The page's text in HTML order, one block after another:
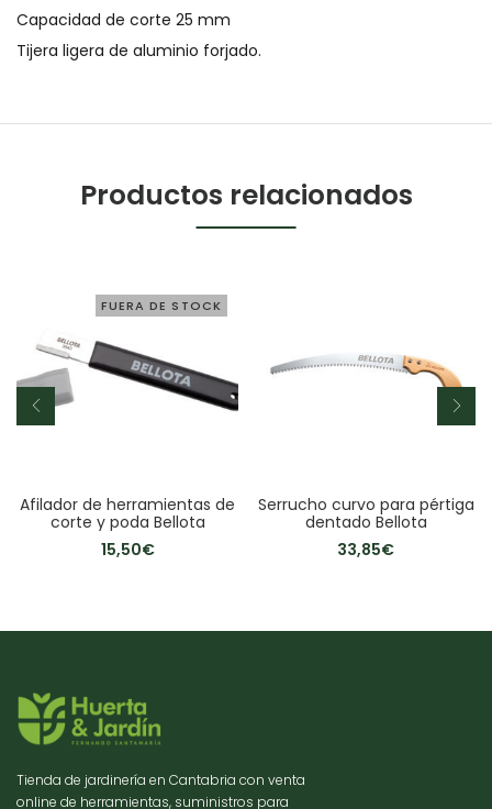
Capacidad de corte 25 mm
Tijera ligera de aluminio forjado.
Productos relacionados
FUERA DE STOCK
Afilador de herramientas de
corte y poda Bellota
15,50€
Serrucho curvo para pértiga
dentado Bellota
33,85€
Tienda de jardinería en Cantabria con venta
online de herramientas, suministros para